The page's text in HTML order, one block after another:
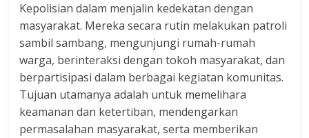
Kepolisian dalam menjalin kedekatan dengan
masyarakat. Mereka secara rutin melakukan patroli
sambil sambang, mengunjungi rumah-rumah
warga, berinteraksi dengan tokoh masyarakat, dan
berpartisipasi dalam berbagai kegiatan komunitas.
Tujuan utamanya adalah untuk memelihara
keamanan dan ketertiban, mendengarkan
permasalahan masyarakat, serta memberikan